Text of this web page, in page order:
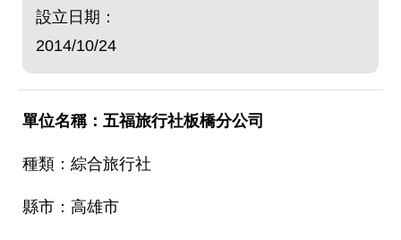
設立日期：
2014/10/24
五福旅行社板橋分公司
綜合旅行社
高雄市